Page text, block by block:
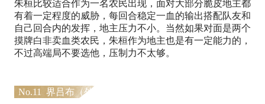
朱桓比较适合作为一名农民出现，面对大部分脆皮地主都
有着一定程度的威胁，每回合稳定一血的输出搭配队友和
自己回合内的发挥，地主压力不小。当然如果对面是两个
摸牌白非卖血类农民，朱桓作为地主也是有一定能力的，
不过高端局不要选他，压制力不太够。
No.11 界吕布（外号：义父杀手）